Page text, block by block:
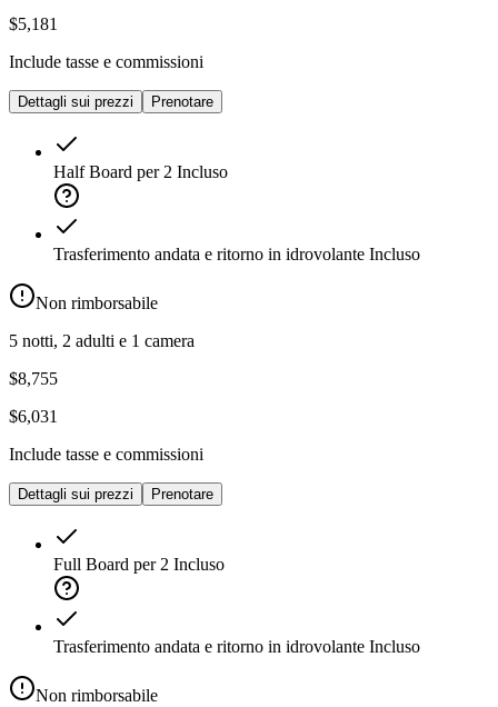
$5,181
Include tasse e commissioni
Dettagli sui prezzi Prenotare
Half Board per 2 Incluso
Trasferimento andata e ritorno in idrovolante Incluso
Non rimborsabile
5 notti, 2 adulti e 1 camera
$8,755
$6,031
Include tasse e commissioni
Dettagli sui prezzi Prenotare
Full Board per 2 Incluso
Trasferimento andata e ritorno in idrovolante Incluso
Non rimborsabile